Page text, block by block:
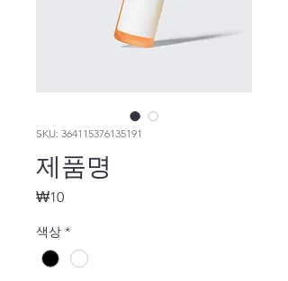
SKU: 364115376135191
제품명
₩10가
색상 *